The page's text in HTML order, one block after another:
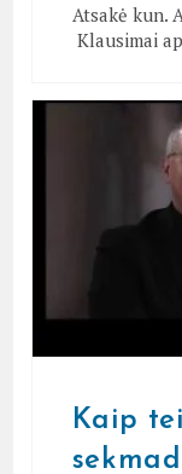
Atsakė kun.
Klausimai
Kaip